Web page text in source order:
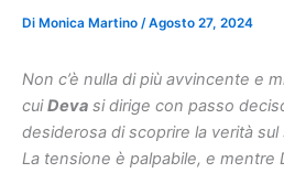
Di Monica Martino /Agosto 27, 2024
Non c’è nulla di più avvincente e
cuiDeva si dirige con passo
desiderosa di scoprire la verità
La tensione è palpabile, e mentre